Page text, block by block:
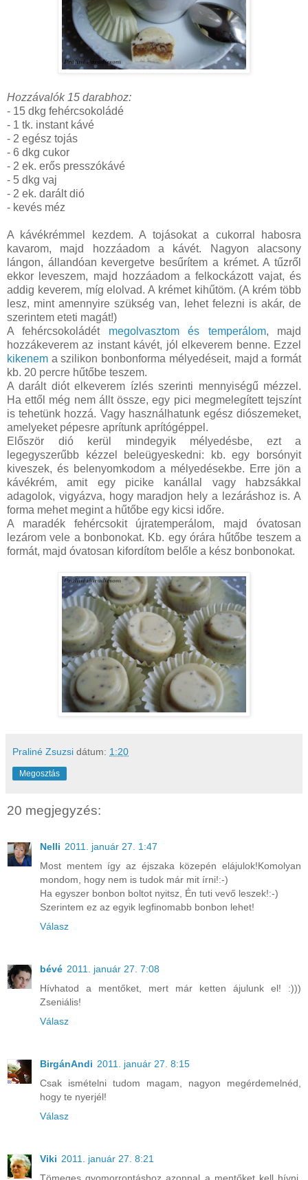
Hozzávalók 15 darabhoz:
- 15 dkg fehércsokoládé
- 1 tk. instant kávé
- 2 egész tojás
- 6 dkg cukor
- 2 ek. erős presszókávé
- 5 dkg vaj
- 2 ek. darált dió
- kevés méz
A kávékrémmel kezdem. A tojásokat a cukorral habosra
kavarom, majd hozzáadom a kávét. Nagyon alacsony
lángon, állandóan kevergetve besűrítem a krémet. A tűzről
ekkor leveszem, majd hozzáadom a felkockázott vajat, és
addig keverem, míg elolvad. A krémet kihűtöm. (A krém több
lesz, mint amennyire szükség van, lehet felezni is akár, de
szerintem eteti magát!)
A fehércsokoládét megolvasztom és temperálom, majd
hozzákeverem az instant kávét, jól elkeverem benne. Ezzel
kikenem a szilikon bonbonforma mélyedéseit, majd a formát
kb. 20 percre hűtőbe teszem.
A darált diót elkeverem ízlés szerinti mennyiségű mézzel.
Ha ettől még nem állt össze, egy pici megmelegített tejszínt
is tehetünk hozzá. Vagy használhatunk egész diószemeket,
amelyeket pépesre aprítunk aprítógéppel.
Először dió kerül mindegyik mélyedésbe, ezt a
legegyszerűbb kézzel beleügyeskedni: kb. egy borsónyit
kiveszek, és belenyomkodom a mélyedésekbe. Erre jön a
kávékrém, amit egy picike kanállal vagy habzsákkal
adagolok, vigyázva, hogy maradjon hely a lezáráshoz is. A
forma mehet megint a hűtőbe egy kicsi időre.
A maradék fehércsokit újratemperálom, majd óvatosan
lezárom vele a bonbonokat. Kb. egy órára hűtőbe teszem a
formát, majd óvatosan kifordítom belőle a kész bonbonokat.
Praliné Zsuzsi dátum: 1:20
Megosztás
20 megjegyzés:
Nelli 2011. január 27. 1:47
Most mentem így az éjszaka közepén elájulok!Komolyan
mondom, hogy nem is tudok már mit írni!:-)
Ha egyszer bonbon boltot nyitsz, Én tuti vevő leszek!:-)
Szerintem ez az egyik legfinomabb bonbon lehet!
Válasz
bévé 2011. január 27. 7:08
Hívhatod a mentőket, mert már ketten ájulunk el! :)))
Zseniális!
Válasz
BirgánAndi 2011. január 27. 8:15
Csak ismételni tudom magam, nagyon megérdemelnéd,
hogy te nyerjél!
Válasz
Viki 2011. január 27. 8:21
Tömeges gyomorrontáshoz azonnal a mentőket kell hívni,